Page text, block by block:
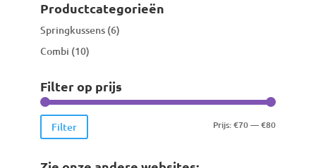
Productcategorieën
Springkussens (6)
Combi (10)
Filter op prijs
Min.
Max.
Filter Prijs:€70—€80